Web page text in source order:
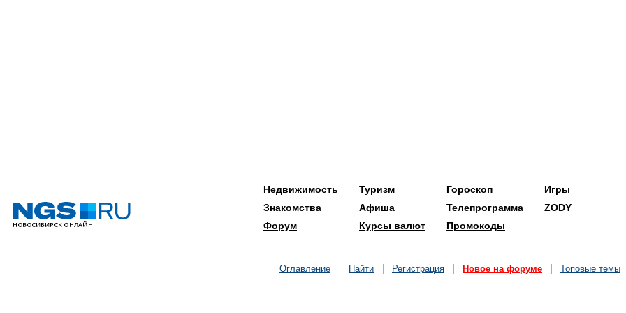
Недвижимость
Знакомства
Форум
Туризм
Афиша
Курсы валют
Гороскоп
Телепрограмма
Промокоды
Игры
ZODY
Оглавление Найти Регистрация Новое на форуме Топовые темы